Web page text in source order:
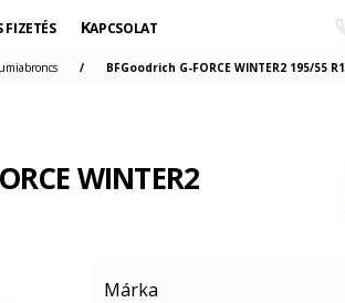
FIZETÉS KAPCSOLAT
BFGoodrich G-FORCE WINTER2 195/55
WINTER2
Márka